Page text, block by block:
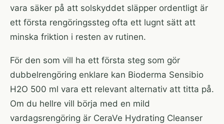
vara säker på att solskyddet släpper ordentligt är
ett första rengöringssteg ofta ett lugnt sätt att
minska friktion i resten av rutinen.
För den som vill ha ett första steg som gör
dubbelrengöring enklare kan Bioderma Sensibio
H2O 500 ml vara ett relevant alternativ att titta på.
Om du hellre vill börja med en mild
vardagsrengöring är CeraVe Hydrating Cleanser